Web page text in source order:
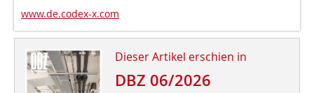
www.de.codex-x.com
Dieser Artikel erschien in
DBZ 06/2026